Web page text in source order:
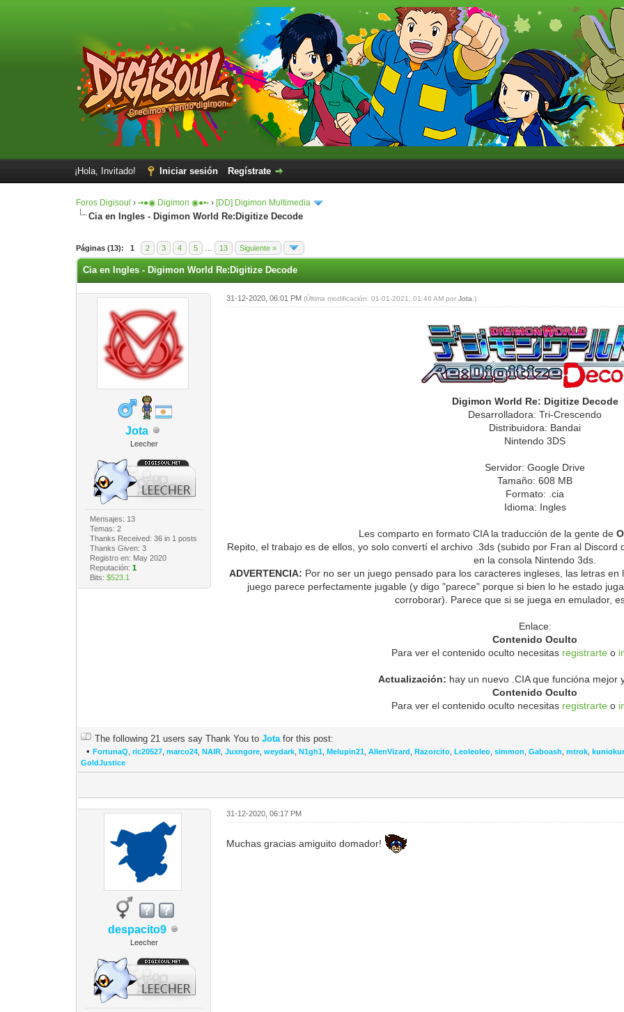
¡Hola, Invitado! Iniciar sesión Regístrate
Foros Digisoul ›◦•●◉ Digimon ◉●•◦ › [DD] Digimon Multimedia
Cia en Ingles - Digimon World Re:Digitize Decode
Páginas (13): 1 2 3 4 5 13 Siguiente »
1 voto(s) - 5 Media
1
2
3
4
5
Cia en Ingles - Digimon World Re:Digitize Decode
Jota
Leecher
Mensajes: 13
Temas: 2
Thanks Received: 36in 1 posts
Thanks Given: 3
Registro en: May 2020
Reputación: 1
Bits: $523.1
31-12-2020, 06:01 PM(Última modificación: 01-01-2021, 01:46 AM porJota .)
Digimon World Re: Digitize Decode
Desarrolladora: Tri-Crescendo
Distribuidora: Bandai
Nintendo 3DS
Servidor: Google Drive
Tamaño: 608 MB
Formato: .cia
Idioma: Ingles
Les comparto en formato CIA la traducción de la gente de
Repito, el trabajo es de ellos, yo solo convertí el archivo .3ds (subido por Fran al
en la consola Nintendo 3ds.
ADVERTENCIA: Por no ser un juego pensado para los caracteres ingleses, las letras
juego parece perfectamente jugable (y digo "parece" porque si bien lo he estado
corroborar). Parece que si se juega en emulador,
Enlace:
Contenido Oculto
Para ver el contenido oculto necesitas registrarte o
Actualización: hay un nuevo .CIA que funcióna mejor
Contenido Oculto
Para ver el contenido oculto necesitas registrarte o
The following 21 users say Thank You toJota for this post:
•FortunaQ ,ric20527 ,marco24 ,NAIR ,Juxngore ,weydark ,N1gh1 ,Melupin21 ,AllenVizard ,Razorcito ,Leoleoleo ,simmon ,Gaboash ,mtrok ,
GoldJustice
despacito9
Leecher
31-12-2020, 06:17 PM
Muchas gracias amiguito domador!